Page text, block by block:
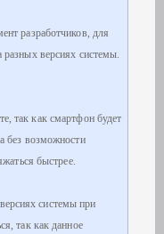
разработчиков, для
версиях системы.
так как смартфон будет
без возможности
быстрее.
системы при
так как данное